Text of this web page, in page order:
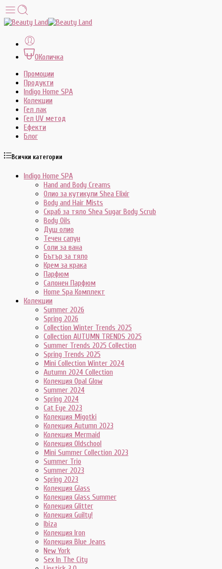
0Количка
Промоции
Продукти
Indigo Home SPA
Колекции
Гел лак
Гел UV метод
Ефекти
Блог
Всички категории
Indigo Home SPA
Hand and Body Creams
Олио за кутикули Shea Elixir
Body and Hair Mists
Скраб за тяло Shea Sugar Body Scrub
Body Oils
Душ олио
Течен сапун
Соли за вана
Бътър за тяло
Крем за крака
Парфюм
Салонен Парфюм
Home Spa Комплект
Колекции
Summer 2026
Spring 2026
Collection Winter Trends 2025
Collection AUTUMN TRENDS 2025
Summer Trends 2025 Collection
Spring Trends 2025
Mini Collection Winter 2024
Autumn 2024 Collection
Колекция Opal Glow
Summer 2024
Spring 2024
Cat Eye 2023
Колекция Migotki
Колекция Autumn 2023
Колекция Mermaid
Колекция Oldschool
Mini Summer Collection 2023
Summer Trio
Summer 2023
Spring 2023
Колекция Glass
Колекция Glass Summer
Колекция Glitter
Колекция Guilty!
Ibiza
Колекция Iron
Колекция Blue Jeans
New York
Sex In The City